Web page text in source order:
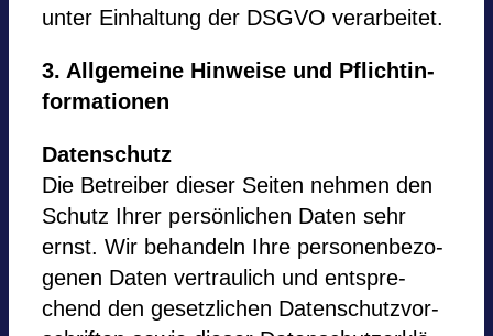
unter Ein­hal­tung der DSGVO ver­ar­bei­tet.
3. All­ge­meine Hin­weise und Pflicht­in­
for­ma­tio­nen
Daten­schutz
Die Betrei­ber die­ser Sei­ten neh­men den
Schutz Ihrer per­sön­li­chen Daten sehr
ernst. Wir behan­deln Ihre per­so­nen­be­zo­
ge­nen Daten ver­trau­lich und ent­spre­
chend den gesetz­li­chen Daten­schutz­vor­